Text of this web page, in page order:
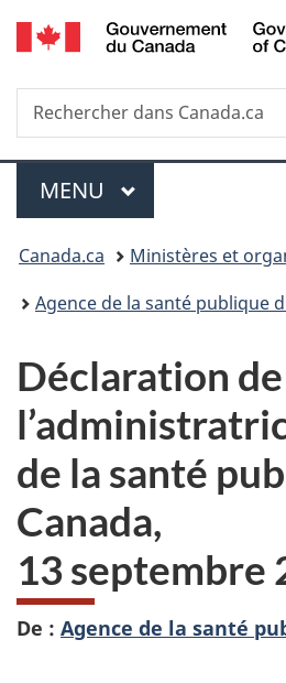
au
à
Au
du
à
Recherche
Rechercher
dans
Menu
MENU PRINCIPAL
Vous
êtes
Canada.ca
Ministères et
Agence de la santé publique
Déclaration de
de la santé
Canada,
13 septembre
De : Agence de la santé